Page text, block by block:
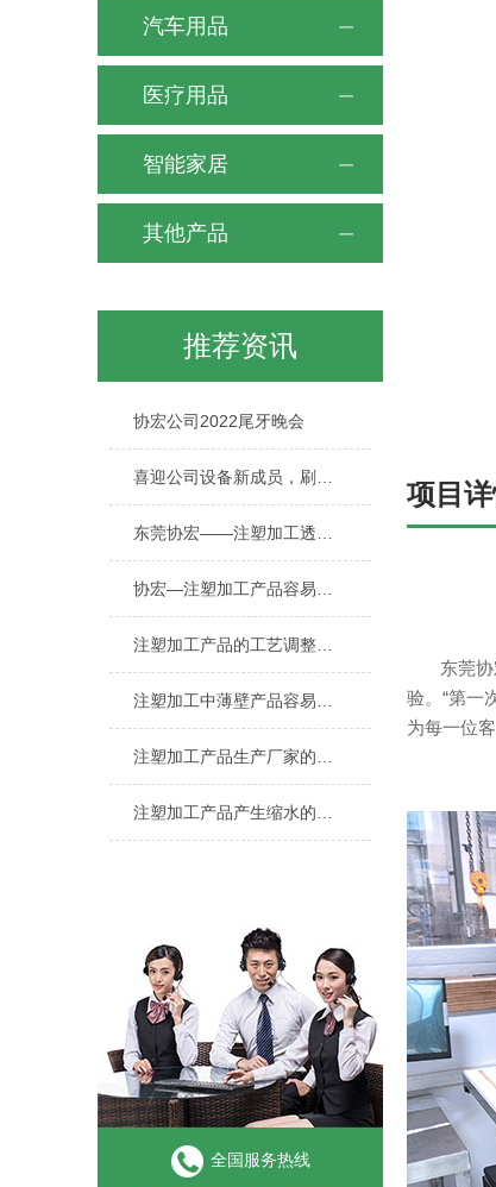
项目
东莞协宏
验。“第一
为每一位
汽车用品
医疗用品
智能家居
其他产品
推荐资讯
协宏公司2022尾牙晚会
全国服务热线